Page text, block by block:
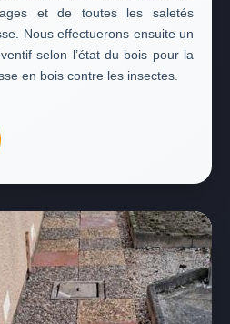
et de toutes les saletés
Nous effectuerons ensuite un
selon l’état du bois pour la
en bois contre les insectes.